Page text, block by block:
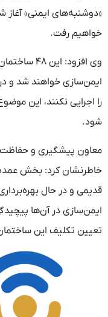
خواهیم رفت.
وی افزود:
ایمن‌سازی خواهند شد و
را اجرایی نکنند، این
شود.
معاون پیشگیری و حفاظت
خاطرنشان کرد: بخش عمده
قدیمی و در حال
ایمن‌سازی در آن‌ها
تعیین تکلیف این